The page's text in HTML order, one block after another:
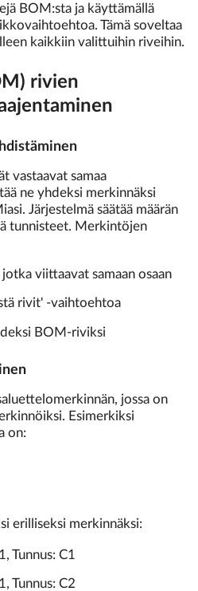
BOM:sta ja käyttämällä
Tämä soveltaa
kaikkiin valittuihin riveihin.
rivien
vastaavat samaa
ne yhdeksi merkinnäksi
Järjestelmä säätää määrän
tunnisteet. Merkintöjen
viittaavat samaan osaan
rivit' -vaihtoehtoa
BOM-riviksi
jossa on
Esimerkiksi
on:
erilliseksi merkinnäksi:
Tunnus: C1
Tunnus: C2